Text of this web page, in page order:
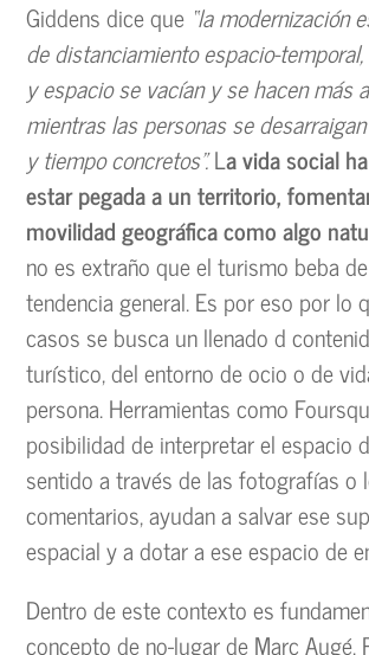
Giddensdice que “la modernización
de distanciamiento espacio-
y espacio se vacían y se hacen más
mientras las personas se
y tiempo concretos”.La vida social
estar pegada a un territorio,
movilidad geográfica como algo
no es extraño que el turismo beba
tendencia general. Es por eso por lo
casos se busca un llenado d
turístico, del entorno de ocio o de
persona. Herramientas como
posibilidad de interpretar el espacio
sentido a través de las fotografías o
comentarios, ayudan a salvar ese
espacial y a dotar a ese espacio de
Dentro de este contexto es
concepto de no-lugar de Marc Augé.